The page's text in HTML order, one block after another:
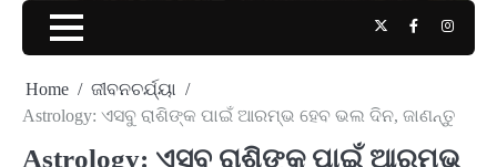
TwitterFacebook
Home
ଜୀବନଚର୍ଯ୍ୟା
Astrology: ଏସବୁ ରାଶିଙ୍କ ପାଇଁ ଆରମ୍ଭ ହେବ ଭଲ ଦିନ, ଜାଣନ୍ତୁ
Astrology: ଏସବୁ ରାଶିଙ୍କ ପାଇଁ ଆରମ୍ଭ